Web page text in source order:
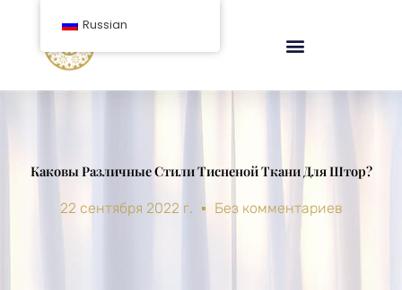
содержанию
Каковы Различные Стили Тисненой Ткани Для Штор?
22 сентября 2022 г. Без комментариев
Russian